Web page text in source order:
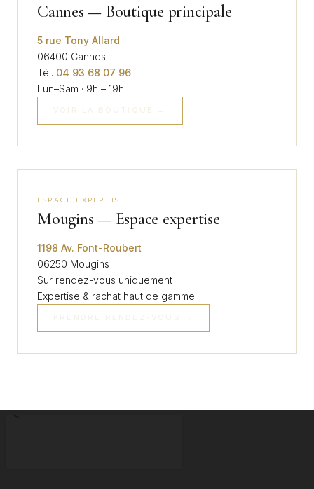
Cannes — Boutique principale
5 rue Tony Allard
06400 Cannes
Tél. 04 93 68 07 96
Lun–Sam · 9h – 19h
ESPACE EXPERTISE
Mougins — Espace expertise
1198 Av. Font-Roubert
06250 Mougins
Sur rendez-vous uniquement
Expertise & rachat haut de gamme